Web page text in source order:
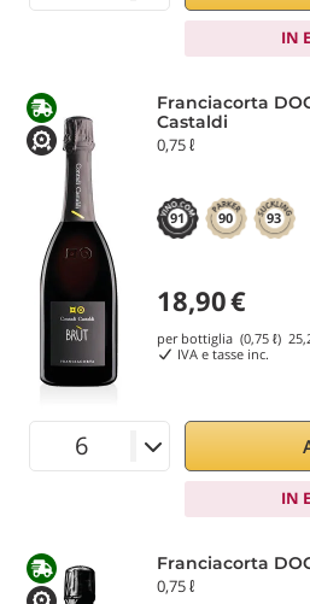
IN
Franciacorta
Castaldi
0,75 ℓ
91 90 93
18,90€
per bottiglia (0,75 ℓ)
IVA e tasse inc.
IN
Franciacorta
0,75 ℓ